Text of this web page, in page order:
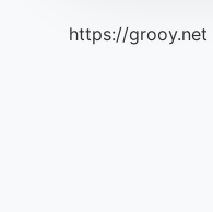
https://grooy.net